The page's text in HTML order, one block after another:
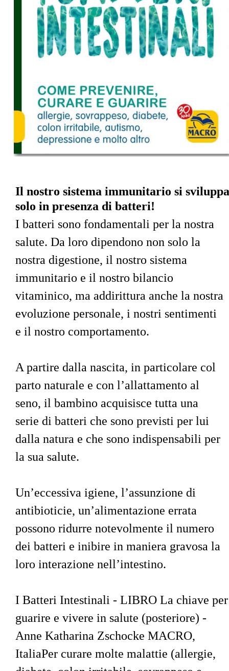
Il nostro sistema immunitario si
solo in presenza di batteri!
I batteri sono fondamentali per la nostra
salute. Da loro dipendono non solo la
nostra digestione, il nostro sistema
immunitario e il nostro bilancio
vitaminico, ma addirittura anche la nostra
evoluzione personale, i nostri sentimenti
e il nostro comportamento.
A partire dalla nascita, in particolare col
parto naturale e con l’allattamento al
seno, il bambino acquisisce tutta una
serie di batteri che sono previsti per lui
dalla natura e che sono indispensabili per
la sua salute.
Un’eccessiva igiene, l’assunzione di
antibioticie, un’alimentazione errata
possono ridurre notevolmente il numero
dei batteri e inibire in maniera gravosa la
loro interazione nell’intestino.
I Batteri Intestinali - LIBRO La chiave
guarire e vivere in salute (posteriore) -
Anne Katharina Zschocke MACRO,
ItaliaPer curare molte malattie (allergie,